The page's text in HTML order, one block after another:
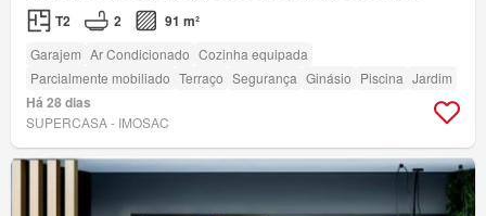
T2 2 91 m²
Garajem Ar Condicionado Cozinha equipada
Parcialmente mobiliado Terraço Segurança Ginásio Piscina Jardim
Há 28 dias
SUPERCASA - IMOSAC